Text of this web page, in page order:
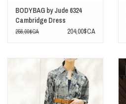
BODYBAG by Jude 6324
Cambridge Dress
256,00$CA 204,00$CA